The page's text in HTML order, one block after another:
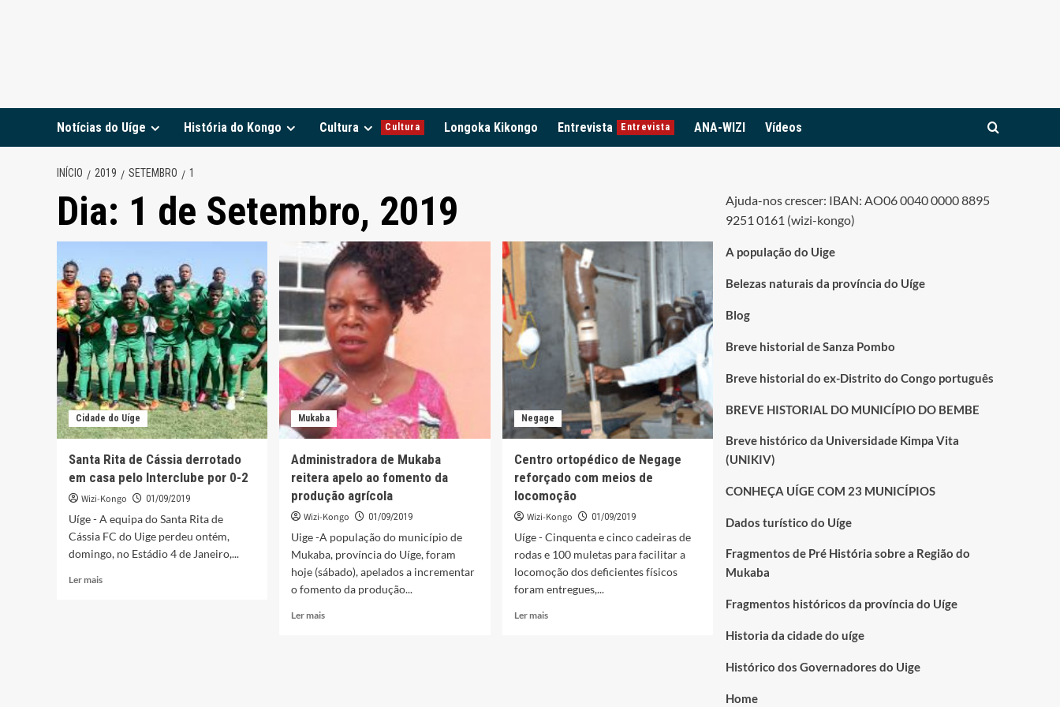
Notícias do Uíge História do Kongo Cultura Cultura Longoka Kikongo Entrevista Entrevista ANA-WIZI Vídeos
INÍCIO 2019 SETEMBRO 1
Dia: 1 de Setembro, 2019
Cidade do Uíge
Santa Rita de Cássia derrotado
em casa pelo Interclube por 0-2
Wizi-Kongo 01/09/2019
Uíge - A equipa do Santa Rita de
Cássia FC do Uige perdeu ontém,
domingo, no Estádio 4 de Janeiro,...
Ler maisLeia
Mukaba
Administradora de Mukaba
reitera apelo ao fomento da
produção agrícola
Wizi-Kongo 01/09/2019
Uige -A população do município de
Mukaba, província do Uíge, foram
hoje (sábado), apelados a incrementar
o fomento da produção...
Ler maisLeia
Negage
Centro ortopédico de Negage
reforçado com meios de
locomoção
Wizi-Kongo 01/09/2019
Uíge - Cinquenta e cinco cadeiras de
rodas e 100 muletas para facilitar a
locomoção dos deficientes físicos
foram entregues,...
Ler maisLeia
Ajuda-nos crescer: IBAN: AO06 0040 0000 8895
9251 0161 (wizi-kongo)
A população do Uige
Belezas naturais da província do Uíge
Blog
Breve historial de Sanza Pombo
Breve historial do ex-Distrito do Congo português
BREVE HISTORIAL DO MUNICÍPIO DO BEMBE
Breve histórico da Universidade Kimpa Vita
(UNIKIV)
CONHEÇA UÍGE COM 23 MUNICÍPIOS
Dados turístico do Uíge
Fragmentos de Pré História sobre a Região do
Mukaba
Fragmentos históricos da província do Uíge
Historia da cidade do uíge
Histórico dos Governadores do Uige
Home